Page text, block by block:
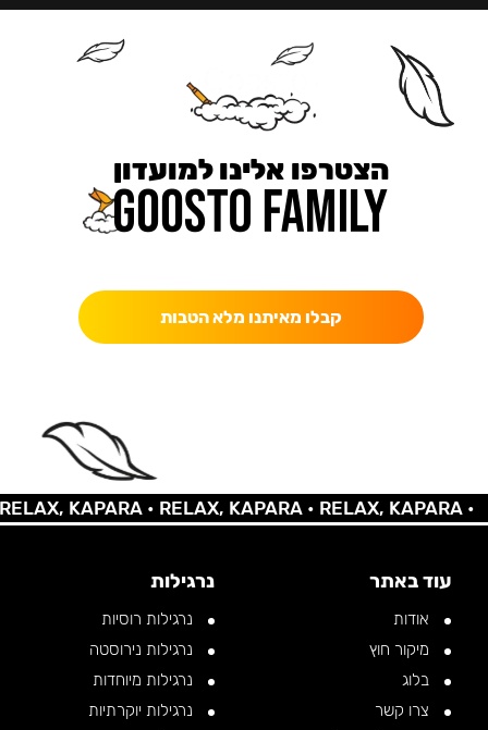
הצטרפו אלינו למועדון
קבלו מאיתנו מלא הטבות
•RELAX, KAPARA •RELAX, KAPARA •
עוד באתר
אודות
מיקור חוץ
בלוג
צרו קשר
נרגילות
נרגילות רוסיות
נרגילות נירוסטה
נרגילות מיוחדות
נרגילות יוקרתיות